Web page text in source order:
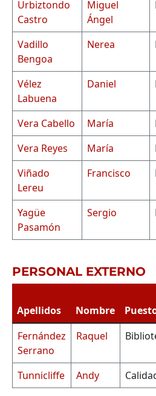
Urbiztondo
Castro
Miguel
Ángel
Vadillo
Bengoa
Nerea
Vélez
Labuena
Daniel
Vera Cabello
María
Vera Reyes
María
Viñado
Lereu
Francisco
Yagüe
Pasamón
Sergio
PERSONAL EXTERNO
Apellidos Nombre
Fernández
Serrano
Raquel
Tunnicliffe Andy